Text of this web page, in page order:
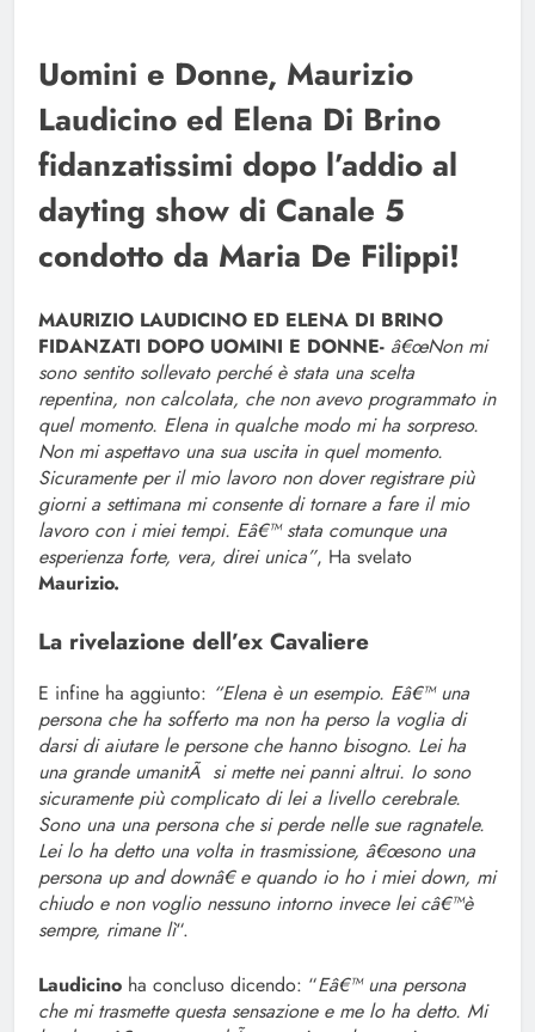
Uomini e Donne, Maurizio
Laudicino ed Elena Di Brino
fidanzatissimi dopo l’addio al
dayting show di Canale 5
condotto da Maria De Filippi!
MAURIZIO LAUDICINO ED ELENA DI BRINO
FIDANZATI DOPO UOMINI E DONNE- â€œNon mi
sono sentito sollevato perché è stata una scelta
repentina, non calcolata, che non avevo programmato in
quel momento. Elena in qualche modo mi ha sorpreso.
Non mi aspettavo una sua uscita in quel momento.
Sicuramente per il mio lavoro non dover registrare più
giorni a settimana mi consente di tornare a fare il mio
lavoro con i miei tempi. Eâ€™ stata comunque una
esperienza forte, vera, direi unica”, Ha svelato
Maurizio.
La rivelazione dell’ex Cavaliere
E infine ha aggiunto: “Elena è un esempio. Eâ€™ una
persona che ha sofferto ma non ha perso la voglia di
darsi di aiutare le persone che hanno bisogno. Lei ha
una grande umanitÃ si mette nei panni altrui. Io sono
sicuramente più complicato di lei a livello cerebrale.
Sono una una persona che si perde nelle sue ragnatele.
Lei lo ha detto una volta in trasmissione, â€œsono una
persona up and downâ€ e quando io ho i miei down, mi
chiudo e non voglio nessuno intorno invece lei câ€™è
sempre, rimane lì“.
Laudicino ha concluso dicendo: “Eâ€™ una persona
che mi trasmette questa sensazione e me lo ha detto. Mi